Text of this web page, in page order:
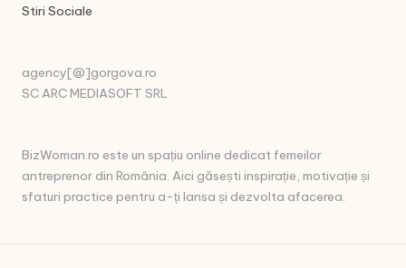
Stiri Sociale
agency[@]gorgova.ro
SC ARC MEDIASOFT SRL
BizWoman.ro este un spațiu online dedicat femeilor
antreprenor din România. Aici găsești inspirație, motivație și
sfaturi practice pentru a-ți lansa și dezvolta afacerea.